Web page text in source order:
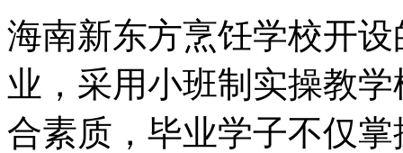
海南新东方烹饪学校开
业，采用小班制实操教
合素质，毕业学子不仅